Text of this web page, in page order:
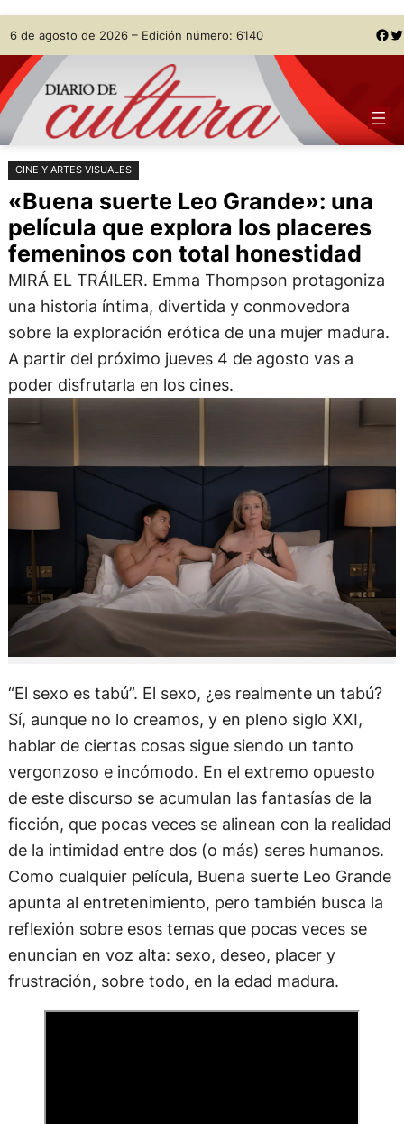
Saltar
al
contenido
Skip
to
content
6 de agosto de 2026 – Edición número: 6140 Facebook Twitter
CINE Y ARTES VISUALES
«Buena suerte Leo Grande»: una
película que explora los placeres
femeninos con total honestidad
MIRÁ EL TRÁILER. Emma Thompson protagoniza
una historia íntima, divertida y conmovedora
sobre la exploración erótica de una mujer madura.
A partir del próximo jueves 4 de agosto vas a
poder disfrutarla en los cines.
“El sexo es tabú”. El sexo, ¿es realmente un tabú?
Sí, aunque no lo creamos, y en pleno siglo XXI,
hablar de ciertas cosas sigue siendo un tanto
vergonzoso e incómodo. En el extremo opuesto
de este discurso se acumulan las fantasías de la
ficción, que pocas veces se alinean con la realidad
de la intimidad entre dos (o más) seres humanos.
Como cualquier película, Buena suerte Leo Grande
apunta al entretenimiento, pero también busca la
reflexión sobre esos temas que pocas veces se
enuncian en voz alta: sexo, deseo, placer y
frustración, sobre todo, en la edad madura.